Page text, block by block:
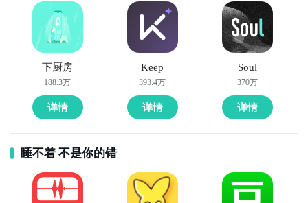
下厨房
188.3万
详情
Keep
393.4万
详情
Soul
370万
详情
睡不着 不是你的错